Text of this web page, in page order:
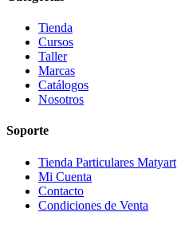
Tienda
Cursos
Taller
Marcas
Catálogos
Nosotros
Soporte
Tienda Particulares Matyart
Mi Cuenta
Contacto
Condiciones de Venta